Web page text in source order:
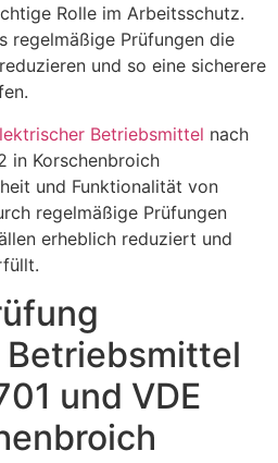
Rolle im Arbeitsschutz.
regelmäßige Prüfungen die
und so eine sicherere
Betriebsmittel nach
in Korschenbroich
und Funktionalität von
regelmäßige Prüfungen
erheblich reduziert und
und VDE